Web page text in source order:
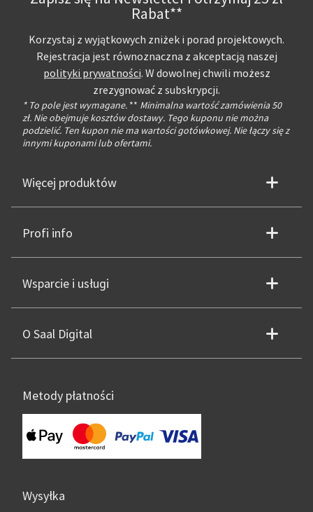
Rabat**
Korzystaj z wyjątkowych zniżek i porad projektowych.
Rejestracja jest równoznaczna z akceptacją naszej
polityki prywatności. W dowolnej chwili możesz
zrezygnować z subskrypcji.
* To pole jest wymagane. ** Minimalna wartość zamówienia 50
zł. Nie obejmuje kosztów dostawy. Tego kuponu nie można
podzielić. Ten kupon nie ma wartości gotówkowej. Nie łączy się z
innymi kuponami lub ofertami.
Więcej produktów
Profi info
Wsparcie i usługi
O Saal Digital
Metody płatności
Wysyłka